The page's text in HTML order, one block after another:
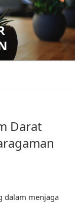
Darat
dalam menjaga